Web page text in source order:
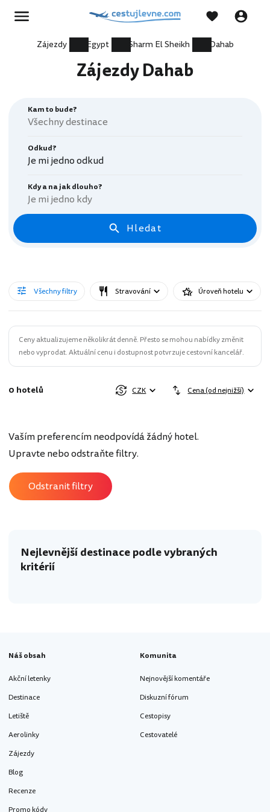
Zájezdy Egypt Sharm El Sheikh Dahab
Zájezdy Dahab
Kam to bude?
Odkud?
Je mi jedno odkud
Kdy a na jak dlouho?
Je mi jedno kdy
Hledat
Všechny filtry Stravování Úroveň hotelu
Ceny aktualizujeme několikrát denně. Přesto se mohou nabídky změnit
nebo vyprodat. Aktuální cenu i dostupnost potvrzuje cestovní kancelář.
0 hotelů CZK Cena (od nejnižší)
Vaším preferencím neodpovídá žádný hotel.
Upravte nebo odstraňte filtry.
Odstranit filtry
Nejlevnější destinace podle vybraných
kritérií
Náš obsah
Akční letenky
Destinace
Letiště
Aerolinky
Zájezdy
Blog
Recenze
Promo kódy
Komunita
Nejnovější komentáře
Diskuzní fórum
Cestopisy
Cestovatelé